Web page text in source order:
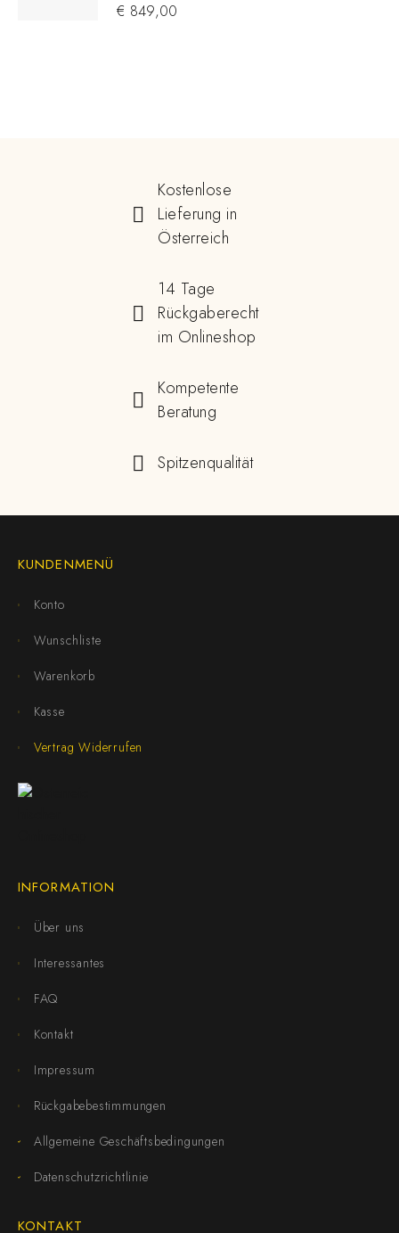
€ 849,00
Kostenlose
Lieferung in
Österreich
14 Tage
Rückgaberecht
im Onlineshop
Kompetente
Beratung
Spitzenqualität
KUNDENMENÜ
Konto
Wunschliste
Warenkorb
Kasse
Vertrag Widerrufen
INFORMATION
Über uns
Interessantes
FAQ
Kontakt
Impressum
Rückgabebestimmungen
Allgemeine Geschäftsbedingungen
Datenschutzrichtlinie
KONTAKT